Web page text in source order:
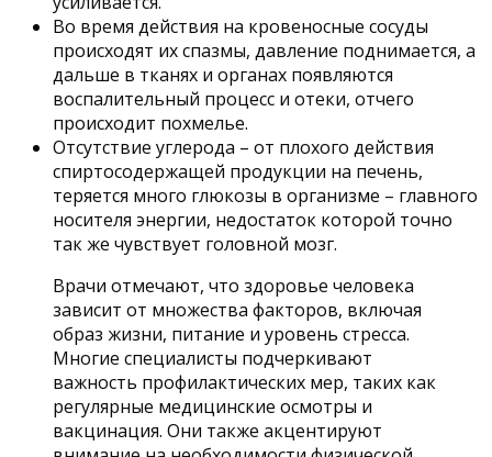
Во время действия на кровеносные сосуды
происходят их спазмы, давление поднимается, а
дальше в тканях и органах появляются
воспалительный процесс и отеки, отчего
происходит похмелье.
Отсутствие углерода – от плохого действия
спиртосодержащей продукции на печень,
теряется много глюкозы в организме – главного
носителя энергии, недостаток которой точно
так же чувствует головной мозг.
Врачи отмечают, что здоровье человека
зависит от множества факторов, включая
образ жизни, питание и уровень стресса.
Многие специалисты подчеркивают
важность профилактических мер, таких как
регулярные медицинские осмотры и
вакцинация. Они также акцентируют